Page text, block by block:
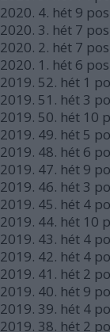
2020. 4. hét 9
2020. 3. hét 7
2020. 2. hét 7
2020. 1. hét 6
2019. 52. hét 1
2019. 51. hét 3
2019. 50. hét 10
2019. 49. hét 5
2019. 48. hét 6
2019. 47. hét 9
2019. 46. hét 3
2019. 45. hét 4
2019. 44. hét 10
2019. 43. hét 4
2019. 42. hét 4
2019. 41. hét 2
2019. 40. hét 9
2019. 39. hét 4
2019. 38. hét 2